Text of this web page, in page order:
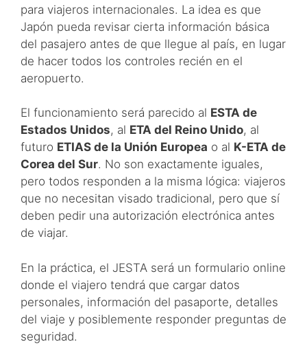
para viajeros internacionales. La idea es que
Japón pueda revisar cierta información básica
del pasajero antes de que llegue al país, en lugar
de hacer todos los controles recién en el
aeropuerto.
El funcionamiento será parecido al ESTA de
Estados Unidos, al ETA del Reino Unido, al
futuro ETIAS de la Unión Europea o al K-ETA de
Corea del Sur. No son exactamente iguales,
pero todos responden a la misma lógica: viajeros
que no necesitan visado tradicional, pero que sí
deben pedir una autorización electrónica antes
de viajar.
En la práctica, el JESTA será un formulario online
donde el viajero tendrá que cargar datos
personales, información del pasaporte, detalles
del viaje y posiblemente responder preguntas de
seguridad.